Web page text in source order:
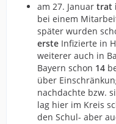
am 27. Januar trat
bei einem
später wurden
erste Infizierte in
weiterer auch in
Bayern schon 14
über
nachdachte bzw.
lag hier im Kreis
den Schul- aber